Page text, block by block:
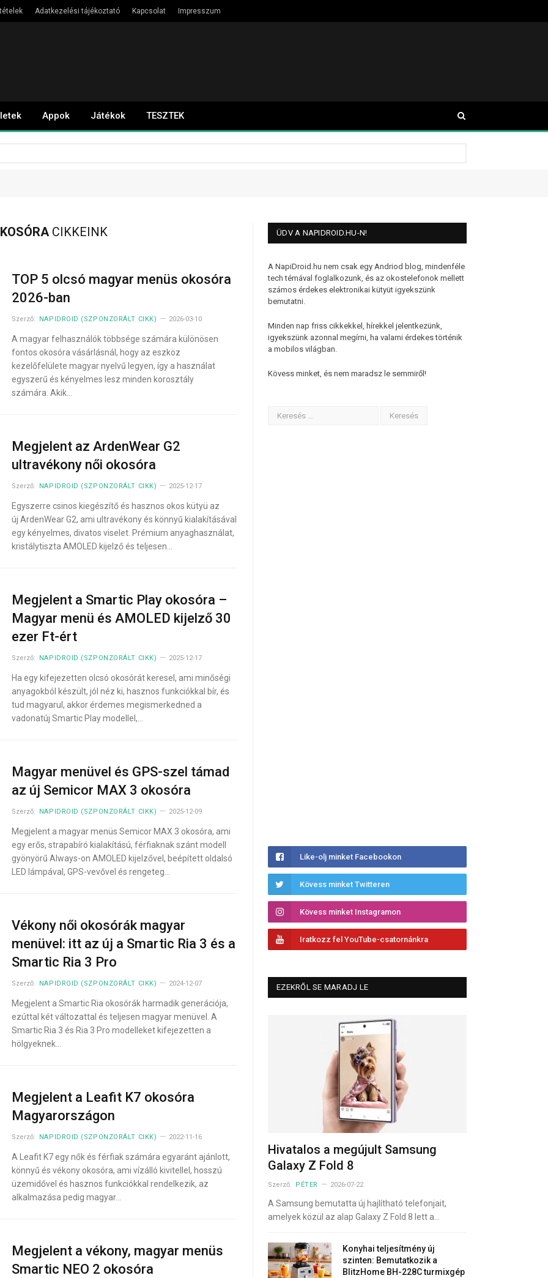
Adatkezelési tájékoztató Kapcsolat Impresszum
Appok Játékok TESZTEK
CIKKEINK
TOP 5 olcsó magyar menüs okosóra
2026-ban
Szerző: NAPIDROID (SZPONZORÁLT CIKK) 2026-03-10
A magyar felhasználók többsége számára különösen
fontos okosóra vásárlásnál, hogy az eszköz
kezelőfelülete magyar nyelvű legyen, így a használat
egyszerű és kényelmes lesz minden korosztály
számára. Akik…
Megjelent az ArdenWear G2
ultravékony női okosóra
Szerző: NAPIDROID (SZPONZORÁLT CIKK) 2025-12-17
Egyszerre csinos kiegészítő és hasznos okos kütyü az
új ArdenWear G2, ami ultravékony és könnyű kialakításával
egy kényelmes, divatos viselet. Prémium anyaghasználat,
kristálytiszta AMOLED kijelző és teljesen…
Megjelent a Smartic Play okosóra –
Magyar menü és AMOLED kijelző 30
ezer Ft-ért
Szerző: NAPIDROID (SZPONZORÁLT CIKK) 2025-12-17
Ha egy kifejezetten olcsó okosórát keresel, ami minőségi
anyagokból készült, jól néz ki, hasznos funkciókkal bír, és
tud magyarul, akkor érdemes megismerkedned a
vadonatúj Smartic Play modellel,…
Magyar menüvel és GPS-szel támad
az új Semicor MAX 3 okosóra
Szerző: NAPIDROID (SZPONZORÁLT CIKK) 2025-12-09
Megjelent a magyar menüs Semicor MAX 3 okosóra, ami
egy erős, strapabíró kialakítású, férfiaknak szánt modell
gyönyörű Always-on AMOLED kijelzővel, beépített oldalsó
LED lámpával, GPS-vevővel és rengeteg…
Vékony női okosórák magyar
menüvel: itt az új a Smartic Ria 3 és a
Smartic Ria 3 Pro
Szerző: NAPIDROID (SZPONZORÁLT CIKK) 2024-12-07
Megjelent a Smartic Ria okosórák harmadik generációja,
ezúttal két változattal és teljesen magyar menüvel. A
Smartic Ria 3 és Ria 3 Pro modelleket kifejezetten a
hölgyeknek…
Megjelent a Leafit K7 okosóra
Magyarországon
Szerző: NAPIDROID (SZPONZORÁLT CIKK) 2022-11-16
A Leafit K7 egy nők és férfiak számára egyaránt ajánlott,
könnyű és vékony okosóra, ami vízálló kivitellel, hosszú
üzemidővel és hasznos funkciókkal rendelkezik, az
alkalmazása pedig magyar…
Megjelent a vékony, magyar menüs
Smartic NEO 2 okosóra
ÜDV A NAPIDROID.HU-N!
A NapiDroid.hu nem csak egy Andriod blog, mindenféle
tech témával foglalkozunk, és az okostelefonok mellett
számos érdekes elektronikai kütyüt igyekszünk
bemutatni.
Minden nap friss cikkekkel, hírekkel jelentkezünk,
igyekszünk azonnal megírni, ha valami érdekes történik
a mobilos világban.
Kövess minket, és nem maradsz le semmiről!
Like-olj minket Facebookon
Kövess minket Twitteren
Kövess minket Instagramon
Iratkozz fel YouTube-csatornánkra
EZEKRŐL SE MARADJ LE
Hivatalos a megújult Samsung
Galaxy Z Fold 8
Szerző: PÉTER 2026-07-22
A Samsung bemutatta új hajlítható telefonjait,
amelyek közül az alap Galaxy Z Fold 8 lett a…
Konyhai teljesítmény új
szinten: Bemutatkozik a
BlitzHome BH-228C turmixgép